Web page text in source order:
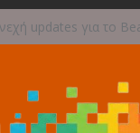
updates για το
περιπέτεια
ουρανούς με το Wild